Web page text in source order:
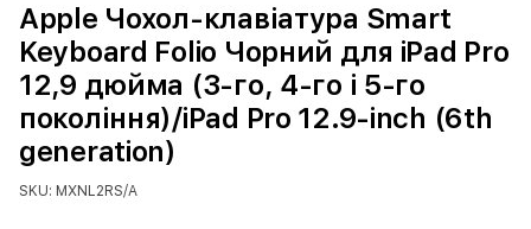
Apple Чохол-клавіатура Smart
Keyboard Folio Чорний для iPad Pro
12,9 дюйма (3-го, 4-го і 5-го
покоління)/iPad Pro 12.9-inch (6th
generation)
SKU: MXNL2RS/A